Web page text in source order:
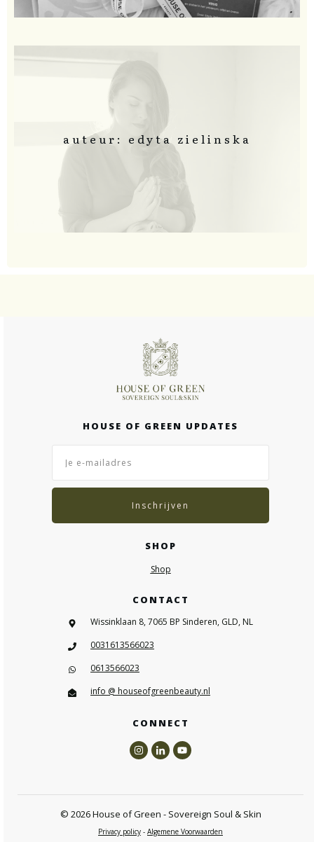
auteur: edyta zielinska
HOUSE OF GREEN UPDATES
Inschrijven
SHOP
Shop
CONTACT
Wissinklaan 8, 7065 BP Sinderen, GLD, NL
0031613566023
0613566023
info @ houseofgreenbeauty.nl
CONNECT
© 2026House of Green - Sovereign Soul & Skin
Privacy policy - Algemene Voorwaarden